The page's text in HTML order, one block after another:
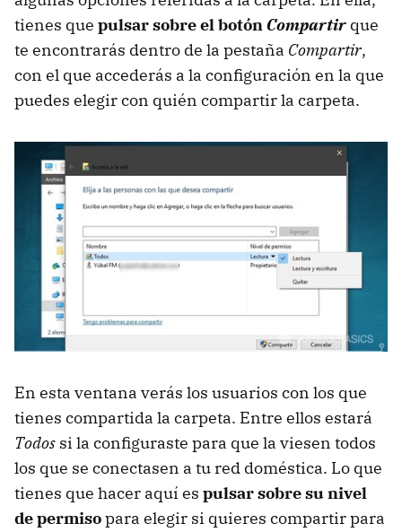
tienes que pulsar sobre el botónCompartir que
te encontrarás dentro de la pestaña Compartir,
con el que accederás a la configuración en la que
puedes elegir con quién compartir la carpeta.
En esta ventana verás los usuarios con los que
tienes compartida la carpeta. Entre ellos estará
Todos si la configuraste para que la viesen todos
los que se conectasen a tu red doméstica. Lo que
tienes que hacer aquí es pulsar sobre su nivel
de permisopara elegir si quieres compartir para